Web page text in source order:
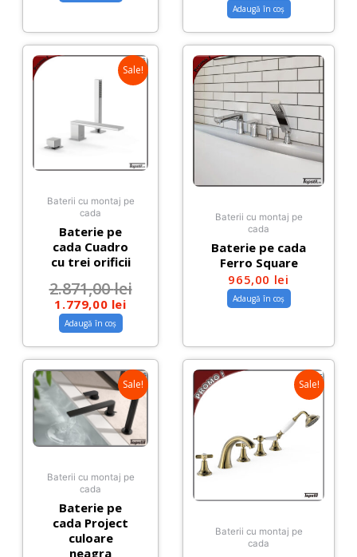
Adaugă în coș
Sale!
Baterii cu montaj pe
cada
Baterie pe
cada Cuadro
cu trei orificii
2.871,00lei
1.779,00 lei
Adaugă în coș
Baterii cu montaj pe
cada
Baterie pe cada
Ferro Square
965,00 lei
Adaugă în coș
Sale!
Baterii cu montaj pe
cada
Baterie pe
cada Project
culoare
neagra
Sale!
Baterii cu montaj pe
cada